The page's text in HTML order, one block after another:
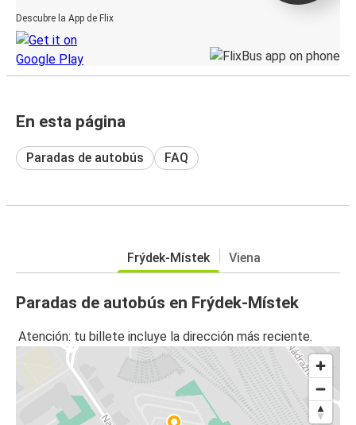
Descubre la App de Flix
En esta página
Paradas de autobús FAQ
Frýdek-Místek Viena
Paradas de autobús en Frýdek-Místek
Atención: tu billete incluye la dirección más reciente.